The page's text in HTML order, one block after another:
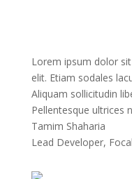
Lorem ipsum dolor
elit. Etiam sodales
Aliquam sollicitudin
Pellentesque ultrices
Tamim Shaharia
Lead Developer,